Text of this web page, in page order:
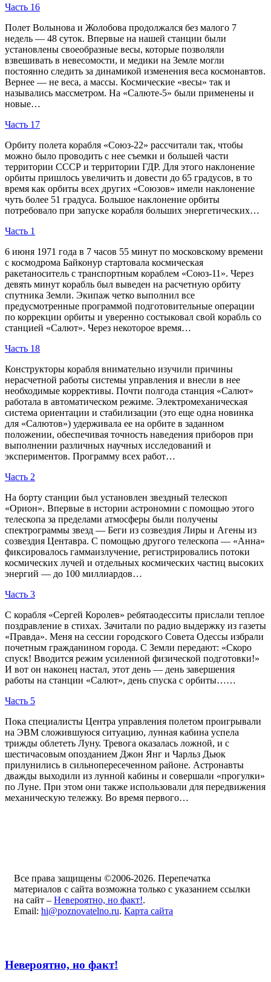
Часть 16
Полет Волынова и Жолобова продолжался без малого 7
недель — 48 суток. Впервые на нашей станции были
установлены своеобразные весы, которые позволяли
взвешивать в невесомости, и медики на Земле могли
постоянно следить за динамикой изменения веса космонавтов.
Вернее — не веса, а массы. Космические «весы» так и
назывались массметром. На «Салюте-5» были применены и
новые…
Часть 17
Орбиту полета корабля «Союз-22» рассчитали так, чтобы
можно было проводить с нее съемки и большей части
территории СССР и территории ГДР. Для этого наклонение
орбиты пришлось увеличить и довести до 65 градусов, в то
время как орбиты всех других «Союзов» имели наклонение
чуть более 51 градуса. Большое наклонение орбиты
потребовало при запуске корабля больших энергетических…
Часть 1
6 июня 1971 года в 7 часов 55 минут по московскому времени
с космодрома Байконур стартовала космическая
ракетаноситель с транспортным кораблем «Союз-11». Через
девять минут корабль был выведен на расчетную орбиту
спутника Земли. Экипаж четко выполнил все
предусмотренные программой подготовительные операции
по коррекции орбиты и уверенно состыковал свой корабль со
станцией «Салют». Через некоторое время…
Часть 18
Конструкторы корабля внимательно изучили причины
нерасчетной работы системы управления и внесли в нее
необходимые коррективы. Почти полгода станция «Салют»
работала в автоматическом режиме. Электромеханическая
система ориентации и стабилизации (это еще одна новинка
для «Салютов») удерживала ее на орбите в заданном
положении, обеспечивая точность наведения приборов при
выполнении различных научных исследований и
экспериментов. Программу всех работ…
Часть 2
На борту станции был установлен звездный телескоп
«Орион». Впервые в истории астрономии с помощью этого
телескопа за пределами атмосферы были получены
спектрограммы звезд — Беги из созвездия Лиры и Агены из
созвездия Центавра. С помощью другого телескопа — «Анна»
фиксировалось гаммаизлучение, регистрировались потоки
космических лучей и отдельных космических частиц высоких
энергий — до 100 миллиардов…
Часть 3
С корабля «Сергей Королев» ребятаодесситы прислали теплое
поздравление в стихах. Зачитали по радио выдержку из газеты
«Правда». Меня на сессии городского Совета Одессы избрали
почетным гражданином города. С Земли передают: «Скоро
спуск! Вводится режим усиленной физической подготовки!»
И вот он наконец настал, этот день — день завершения
работы на станции «Салют», день спуска с орбиты……
Часть 5
Пока специалисты Центра управления полетом проигрывали
на ЭВМ сложившуюся ситуацию, лунная кабина успела
трижды облететь Луну. Тревога оказалась ложной, и с
шестичасовым опозданием Джон Янг и Чарльз Дьюк
прилунились в сильнопересеченном районе. Астронавты
дважды выходили из лунной кабины и совершали «прогулки»
по Луне. При этом они также использовали для передвижения
механическую тележку. Во время первого…
Все права защищены ©2006-2026. Перепечатка
материалов с сайта возможна только с указанием ссылки
на сайт – Невероятно, но факт!.
Email: hi@poznovatelno.ru. Карта сайта
Невероятно, но факт!